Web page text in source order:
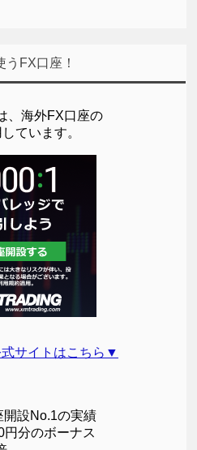
FX口座！
、海外FX口座の
ています。
サイトはこちら▼
開設No.1の実績
円分のボーナス